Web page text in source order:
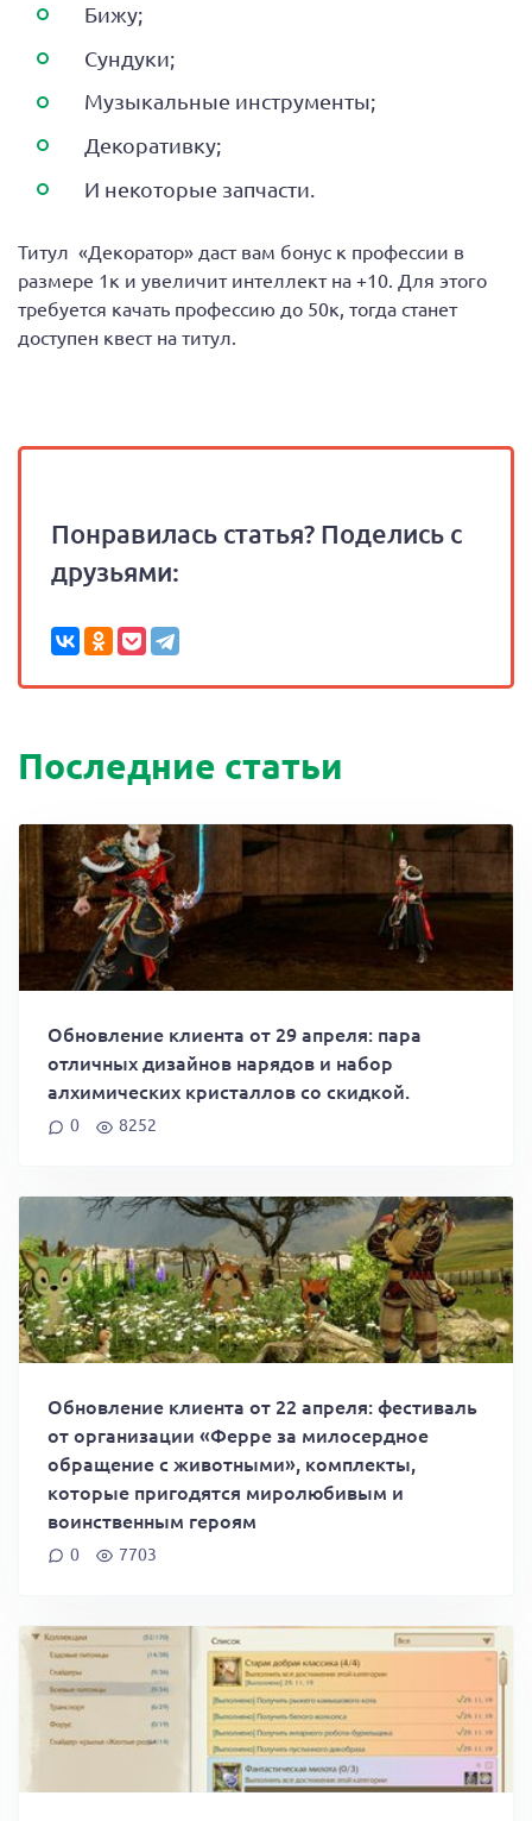
Бижу;
Сундуки;
Музыкальные инструменты;
Декоративку;
И некоторые запчасти.
Титул «Декоратор» даст вам бонус к профессии в
размере 1к и увеличит интеллект на +10. Для этого
требуется качать профессию до 50к, тогда станет
доступен квест на титул.
Понравилась статья? Поделись с
друзьями:
Последние статьи
Обновление клиента от 29 апреля: пара
отличных дизайнов нарядов и набор
алхимических кристаллов со скидкой.
0 8252
Обновление клиента от 22 апреля: фестиваль
от организации «Ферре за милосердное
обращение с животными», комплекты,
которые пригодятся миролюбивым и
воинственным героям
0 7703